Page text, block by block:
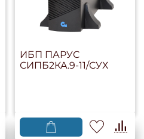
ИБП ПАРУС
СИПБ2КА.9-11/СУХ